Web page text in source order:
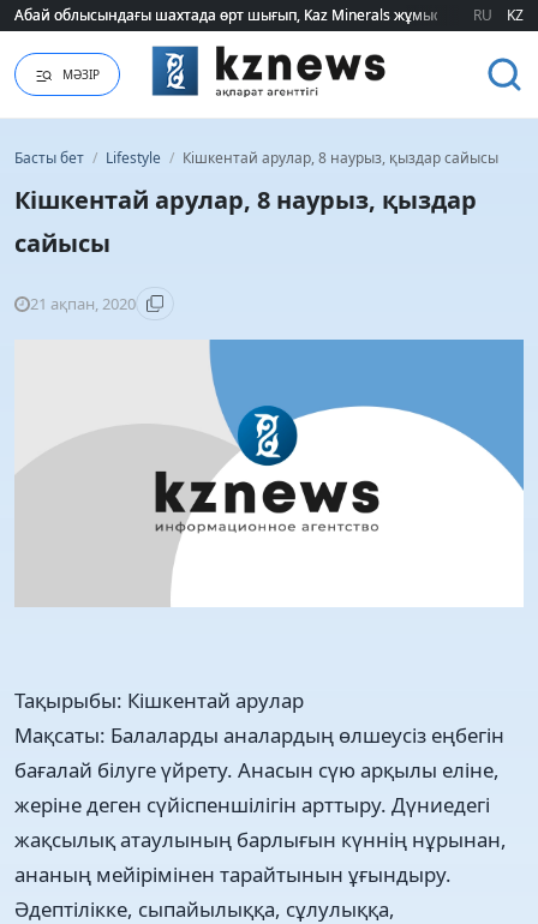
Абай облысындағы шахтада өрт шығып, Kaz Minerals жұмысшылары
Абай облысындағы шахтада өрт шығып, Kaz Minerals жұмысшылары
RU KZ
МӘЗІР
Басты бет / Lifestyle / Кішкентай арулар, 8 наурыз, қыздар сайысы
Кішкентай арулар, 8 наурыз, қыздар
сайысы
21 ақпан, 2020
Тақырыбы: Кішкентай арулар
Мақсаты: Балаларды аналардың өлшеусіз еңбегін
бағалай білуге үйрету. Анасын сүю арқылы еліне,
жеріне деген сүйіспеншілігін арттыру. Дүниедегі
жақсылық атаулының барлығын күннің нұрынан,
ананың мейірімінен тарайтынын ұғындыру.
Әдептілікке, сыпайылыққа, сұлулыққа,